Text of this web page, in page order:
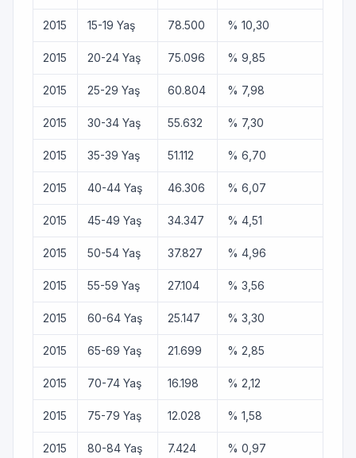
2015 15-19 Yaş 78.500 % 10,30
2015 20-24 Yaş 75.096 % 9,85
2015 25-29 Yaş 60.804 % 7,98
2015 30-34 Yaş 55.632 % 7,30
2015 35-39 Yaş 51.112 % 6,70
2015 40-44 Yaş 46.306 % 6,07
2015 45-49 Yaş 34.347 % 4,51
2015 50-54 Yaş 37.827 % 4,96
2015 55-59 Yaş 27.104 % 3,56
2015 60-64 Yaş 25.147 % 3,30
2015 65-69 Yaş 21.699 % 2,85
2015 70-74 Yaş 16.198 % 2,12
2015 75-79 Yaş 12.028 % 1,58
2015 80-84 Yaş 7.424 % 0,97